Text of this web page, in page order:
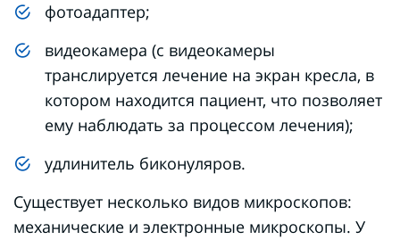
фотоадаптер;
видеокамера (с видеокамеры
транслируется лечение на экран кресла, в
котором находится пациент, что позволяет
ему наблюдать за процессом лечения);
удлинитель биконуляров.
Существует несколько видов микроскопов:
механические и электронные микроскопы. У